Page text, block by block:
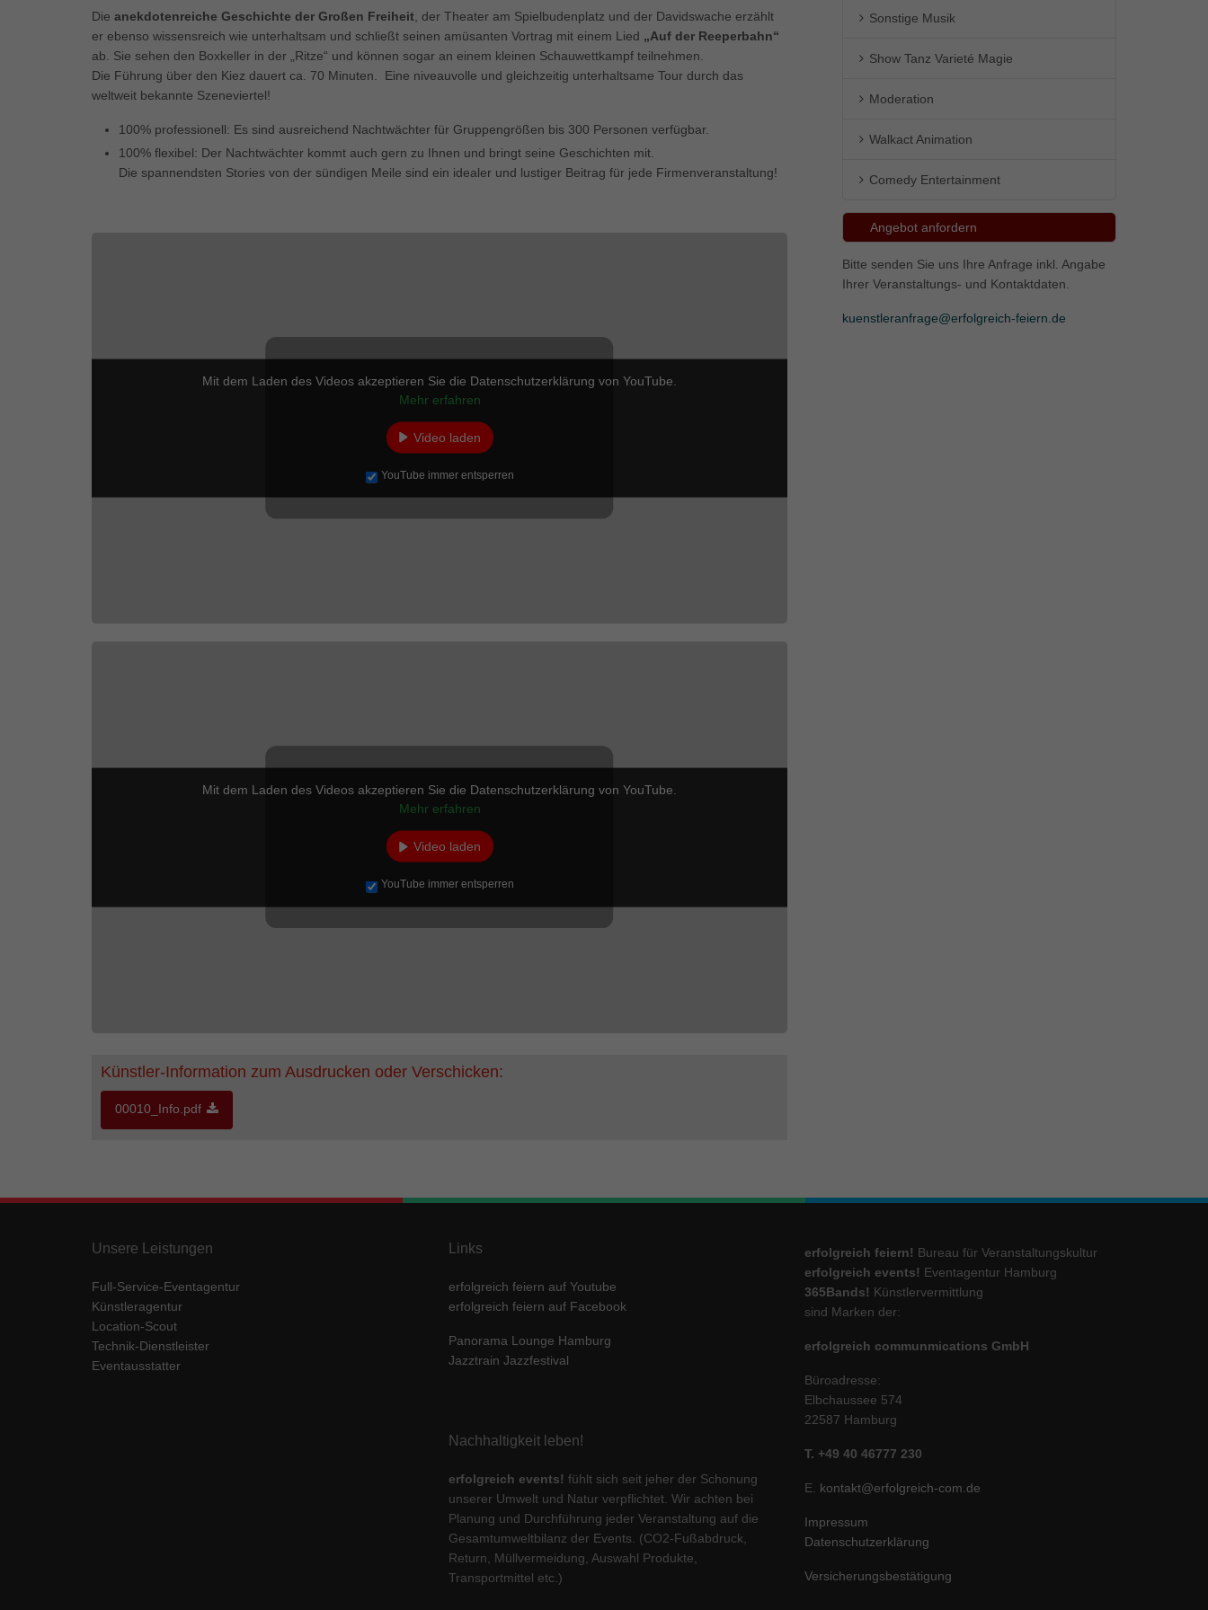
Die anekdotenreiche Geschichte der Großen Freiheit , der Theater am Spielbudenplatz und der Davidswache erzählt
er ebenso wissensreich wie unterhaltsam und schließt seinen amüsanten Vortrag mit einem Lied „Auf der Reeperbahn“
ab. Sie sehen den Boxkeller in der „Ritze“ und können sogar an einem kleinen Schauwettkampf teilnehmen.
Die Führung über den Kiez dauert ca. 70 Minuten. Eine niveauvolle und gleichzeitig unterhaltsame Tour durch das
weltweit bekannte Szeneviertel!
100% professionell: Es sind ausreichend Nachtwächter für Gruppengrößen bis 300 Personen verfügbar.
100% flexibel: Der Nachtwächter kommt auch gern zu Ihnen und bringt seine Geschichten mit.
Die spannendsten Stories von der sündigen Meile sind ein idealer und lustiger Beitrag für jede Firmenveranstaltung!
Mit dem Laden des Videos akzeptieren Sie die Datenschutzerklärung von YouTube.
Mehr erfahren
Video laden
YouTube immer entsperren
Mit dem Laden des Videos akzeptieren Sie die Datenschutzerklärung von YouTube.
Mehr erfahren
Video laden
YouTube immer entsperren
Künstler-Information zum Ausdrucken oder Verschicken:
00010_Info.pdf
Sonstige Musik
Show Tanz Varieté Magie
Moderation
Walkact Animation
Comedy Entertainment
Angebot anfordern
Bitte senden Sie uns Ihre Anfrage inkl. Angabe
Ihrer Veranstaltungs- und Kontaktdaten.
kuenstleranfrage@erfolgreich-feiern.de
Unsere Leistungen
Full-Service-Eventagentur
Künstleragentur
Location-Scout
Technik-Dienstleister
Eventausstatter
Links
erfolgreich feiern auf Youtube
erfolgreich feiern auf Facebook
Panorama Lounge Hamburg
Jazztrain Jazzfestival
Nachhaltigkeit leben!
erfolgreich events! fühlt sich seit jeher der Schonung
unserer Umwelt und Natur verpflichtet. Wir achten bei
Planung und Durchführung jeder Veranstaltung auf die
Gesamtumweltbilanz der Events. (CO2-Fußabdruck,
Return, Müllvermeidung, Auswahl Produkte,
Transportmittel etc.)
erfolgreich feiern! Bureau für Veranstaltungskultur
erfolgreich events! Eventagentur Hamburg
365Bands! Künstlervermittlung
sind Marken der:
erfolgreich communmications GmbH
Büroadresse:
Elbchaussee 574
22587 Hamburg
T. +49 40 46777 230
E. kontakt@erfolgreich-com.de
Impressum
Datenschutzerklärung
Versicherungsbestätigung
Essenzielle Cookies ermöglichen grundlegende Funktionen und sind für die einwandfreie
Cookie-Informationen anzeigen
Werbung anzuzeigen. Sie tun dies, indem sie Besucher über Websites hinweg verfolgen.
Cookie-Informationen anzeigen
Externe Medien